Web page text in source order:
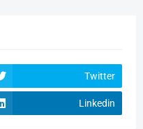
Twitter
Linkedin